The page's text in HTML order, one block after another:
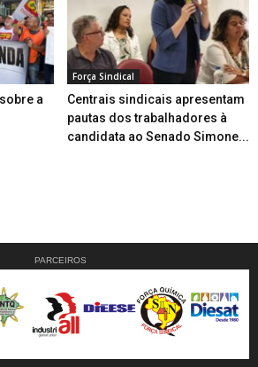
a
Força Sindical
Centrais sindicais apresentam
pautas dos trabalhadores à
candidata ao Senado Simone...
PARCEIROS